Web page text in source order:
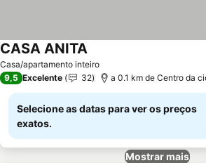
Casa/apartamento inteiro
CASA ANITAVer preços
9,5 Excelente 32 a 0.1 km de Centro da
Selecione as datas para ver os preços
exatos.
Mostrar mais